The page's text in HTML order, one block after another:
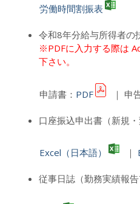
労働時間割振表
令和8年分給与所得者の
※PDFに入力する際は
下さい。
申請書： PDF ｜ 申
口座振込申出書（新規
Excel（日本語） ｜
従事日誌（勤務実績報告